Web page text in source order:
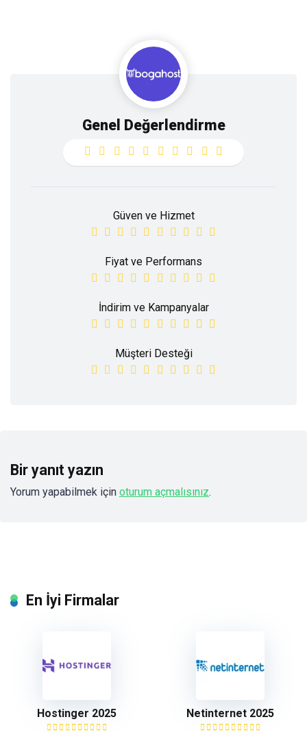
Genel Değerlendirme
Güven ve Hizmet
Fiyat ve Performans
İndirim ve Kampanyalar
Müşteri Desteği
Bir yanıt yazın
Yorum yapabilmek için oturum açmalısınız.
En İyi Firmalar
Hostinger 2025 Netinternet 2025